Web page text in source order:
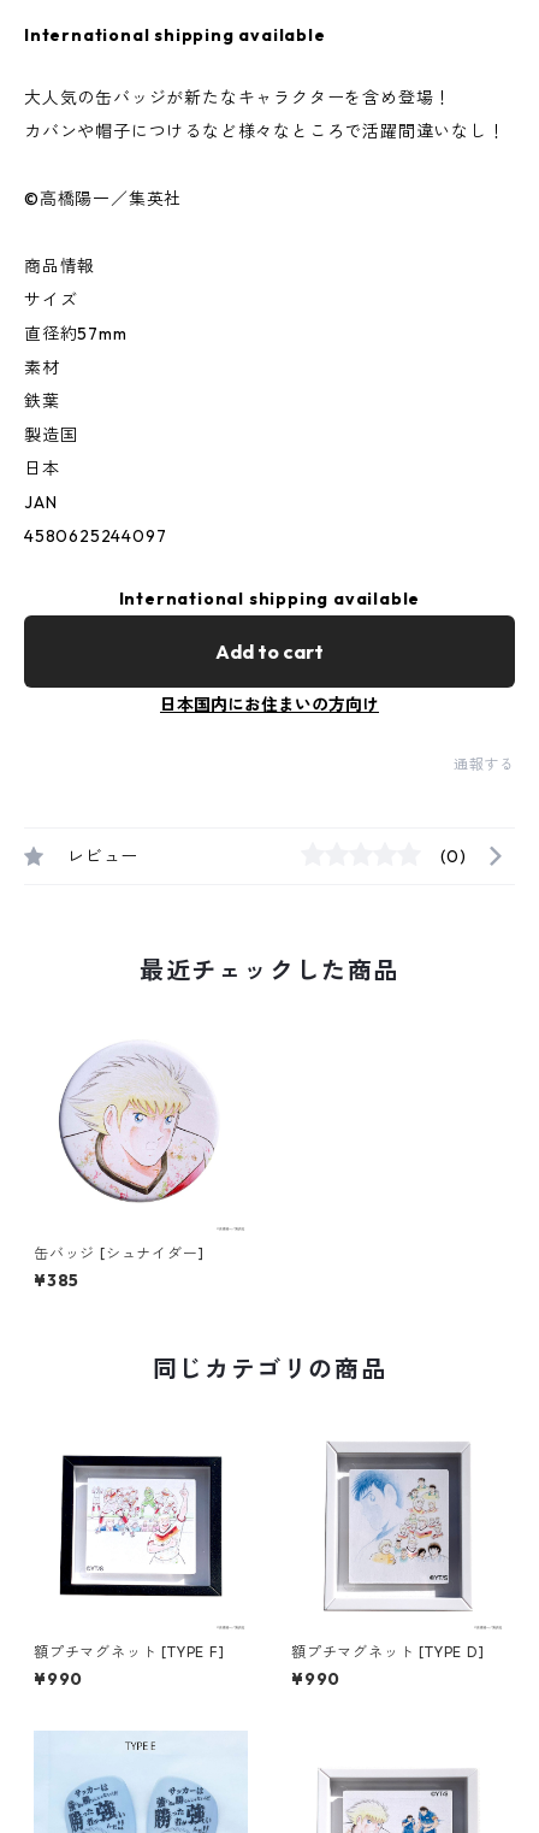
International shipping available
大人気の缶バッジが新たなキャラクターを含め登場！
カバンや帽子につけるなど様々なところで活躍間違いなし！
©高橋陽一／集英社
商品情報
サイズ
直径約57mm
素材
鉄葉
製造国
日本
JAN
4580625244097
International shipping available
Add to cart
日本国内にお住まいの方向け
通報する
レビュー (0)
最近チェックした商品
缶バッジ [シュナイダー]
¥385
同じカテゴリの商品
額プチマグネット [TYPE F]
¥990
額プチマグネット [TYPE D]
¥990